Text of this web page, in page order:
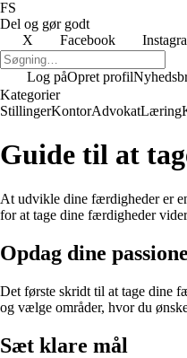
FS
Del og gør godt
X
Facebook
Log påOpret profil
Kategorier
StillingerKontorAdvokatLæring
Guide til at
At udvikle dine færdigheder er
for at tage dine færdigheder
Opdag dine
Det første skridt til at tage dine
og vælge områder, hvor du
Sæt klare mål